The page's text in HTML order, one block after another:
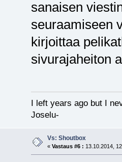
sanaisen
seuraamiseen
kirjoittaa
sivurajaheiton
I left years ago but I
Joselu-
Vs: Shoutbox
« Vastaus #6 : 13.10.2014,